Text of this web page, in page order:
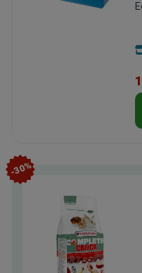
-30%